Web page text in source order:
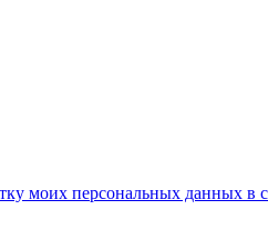
моих персональных данных в